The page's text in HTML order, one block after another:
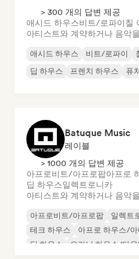
> 300 개의 답변 제공
애시드 하우스비트/로파이칠
아티스트와 계약하거나 음악
애시드 하우스 비트/로파이
딥 하우스
프렌치 하우스 퓨
Batuque Music
레이블
> 1000 개의 답변 제공
아프로비트/아프로팝아프로
딥 하우스일렉트로니카
아티스트와 계약하거나 음악
아프로비트/아프로팝 일렉트
테크 하우스
아프로 하우스/
딥 하우스
오가닉 하우스/다운